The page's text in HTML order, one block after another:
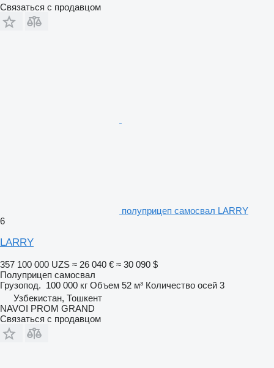
Связаться с продавцом
полуприцеп самосвал LARRY
6
LARRY
357 100 000 UZS ≈ 26 040 € ≈ 30 090 $
Полуприцеп самосвал
Грузопод. 100 000 кг Объем 52 м³ Количество осей 3
Узбекистан, Тошкент
NAVOI PROM GRAND
Связаться с продавцом